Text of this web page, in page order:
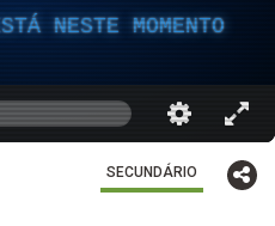
NESTE MOMENTO
SECUNDÁRIO